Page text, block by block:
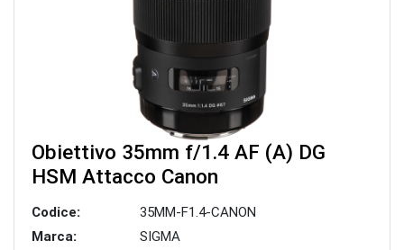
Obiettivo 35mm f/1.4 AF (A) DG
HSM Attacco Canon
Codice:
35MM-F1.4-CANON
Marca:
SIGMA